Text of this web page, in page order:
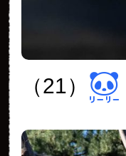
（21）